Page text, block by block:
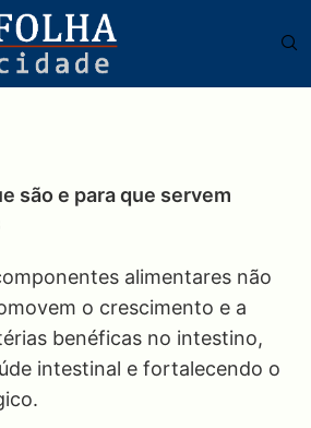
são e para que servem
alimentares não
o crescimento e a
benéficas no intestino,
intestinal e fortalecendo o